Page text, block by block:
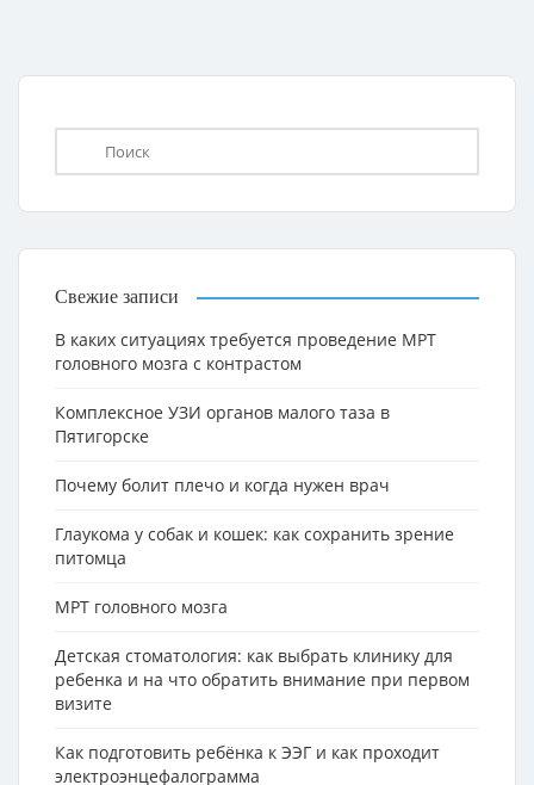
Свежие записи
В каких ситуациях требуется проведение МРТ
головного мозга с контрастом
Комплексное УЗИ органов малого таза в
Пятигорске
Почему болит плечо и когда нужен врач
Глаукома у собак и кошек: как сохранить зрение
питомца
МРТ головного мозга
Детская стоматология: как выбрать клинику для
ребенка и на что обратить внимание при первом
визите
Как подготовить ребёнка к ЭЭГ и как проходит
электроэнцефалограмма